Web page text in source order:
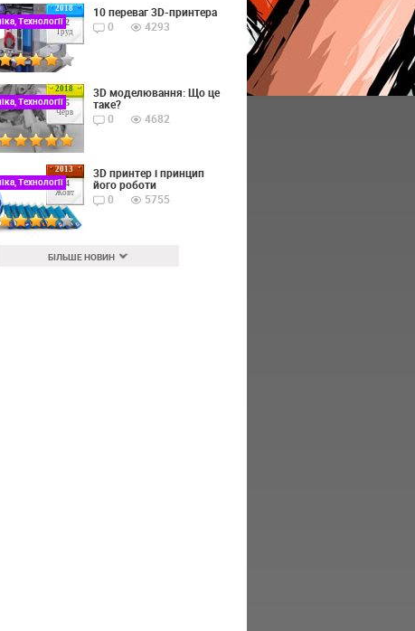
2018
22
Груд
Технології
10 переваг 3D-принтера
0
4293
2018
15
Черв
Технології
3D моделювання: Що це
таке?
0
4682
2013
24
Жовт
Технології
3D принтер і принцип
його роботи
0
5755
БІЛЬШЕ НОВИН